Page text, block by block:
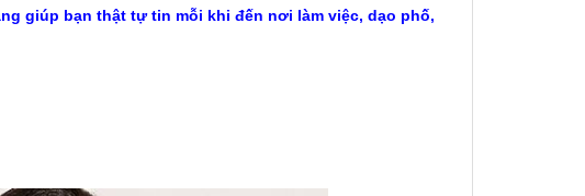
giúp bạn thật tự tin mỗi khi đến nơi làm việc, dạo phố,